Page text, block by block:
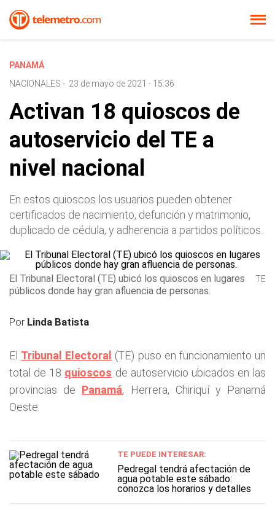
PANAMÁ
NACIONALES - 23 de mayo de 2021 - 15:36
Activan 18 quioscos de
autoservicio del TE a
nivel nacional
En estos quioscos los usuarios pueden obtener
certificados de nacimiento, defunción y matrimonio,
duplicado de cédula, y adherencia a partidos políticos.
El Tribunal Electoral (TE) ubicó los quioscos en lugares
públicos donde hay gran afluencia de personas.
TE
Por Linda Batista
El Tribunal Electoral (TE) puso en funcionamiento un
total de 18 quioscos de autoservicio ubicados en las
provincias de Panamá, Herrera, Chiriquí y Panamá
Oeste.
TE PUEDE INTERESAR:
Pedregal tendrá afectación de
agua potable este sábado:
conozca los horarios y detalles